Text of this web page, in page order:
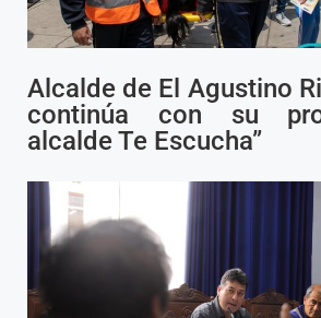
Alcalde de El Agustino
continúa con su
alcalde Te Escucha”